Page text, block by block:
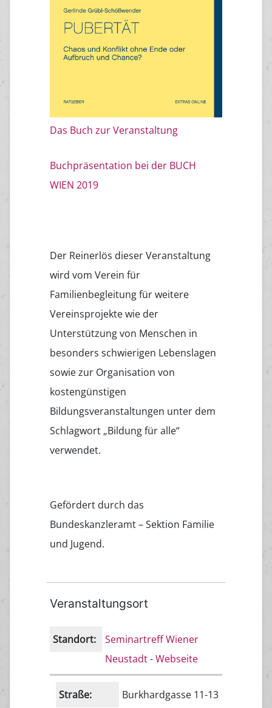
Das Buch zur Veranstaltung
Buchpräsentation bei der BUCH
WIEN 2019
Der Reinerlös dieser Veranstaltung
wird vom Verein für
Familienbegleitung für weitere
Vereinsprojekte wie der
Unterstützung von Menschen in
besonders schwierigen Lebenslagen
sowie zur Organisation von
kostengünstigen
Bildungsveranstaltungen unter dem
Schlagwort „Bildung für alle“
verwendet.
Gefördert durch das
Bundeskanzleramt – Sektion Familie
und Jugend.
Veranstaltungsort
Standort:
Seminartreff Wiener
Neustadt-Webseite
Straße:
Burkhardgasse 11-13